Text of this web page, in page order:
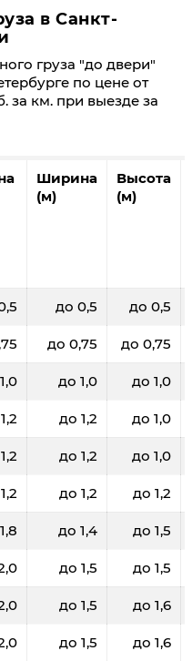
в Санкт-
груза "до двери"
по цене от
за км. при выезде за
Ширина
(м)
Высота
(м)
до 0,5 до 0,5
до 0,75 до 0,75
до 1,0 до 1,0
до 1,2 до 1,0
до 1,2 до 1,0
до 1,2 до 1,2
до 1,4 до 1,5
до 1,5 до 1,5
до 1,5 до 1,6
до 1,5 до 1,6